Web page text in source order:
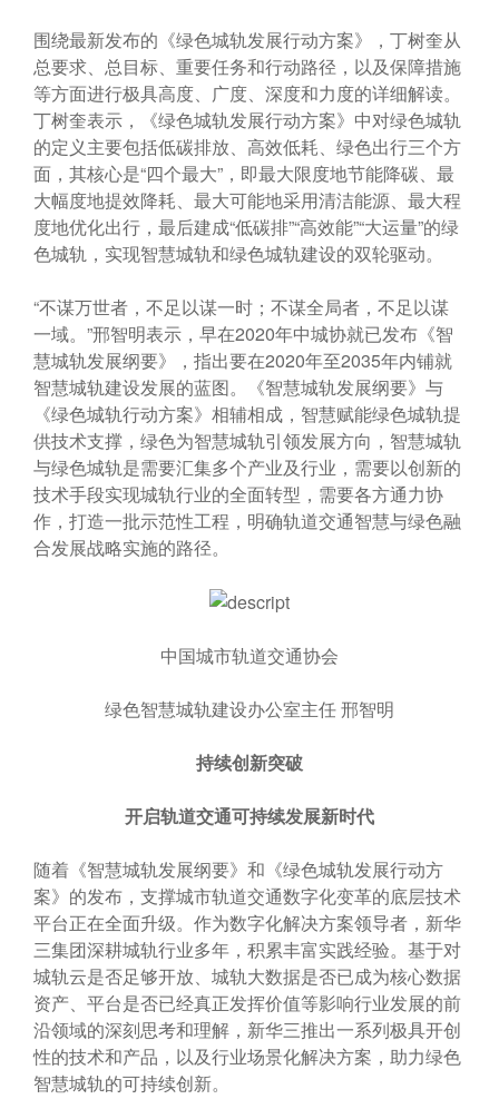
围绕最新发布的《绿色城轨发展行动方案》，丁树奎从
总要求、总目标、重要任务和行动路径，以及保障措施
等方面进行极具高度、广度、深度和力度的详细解读。
丁树奎表示，《绿色城轨发展行动方案》中对绿色城轨
的定义主要包括低碳排放、高效低耗、绿色出行三个方
面，其核心是“四个最大”，即最大限度地节能降碳、最
大幅度地提效降耗、最大可能地采用清洁能源、最大程
度地优化出行，最后建成“低碳排”“高效能”“大运量”的绿
色城轨，实现智慧城轨和绿色城轨建设的双轮驱动。
“不谋万世者，不足以谋一时；不谋全局者，不足以谋
一域。”邢智明表示，早在2020年中城协就已发布《智
慧城轨发展纲要》，指出要在2020年至2035年内铺就
智慧城轨建设发展的蓝图。《智慧城轨发展纲要》与
《绿色城轨行动方案》相辅相成，智慧赋能绿色城轨提
供技术支撑，绿色为智慧城轨引领发展方向，智慧城轨
与绿色城轨是需要汇集多个产业及行业，需要以创新的
技术手段实现城轨行业的全面转型，需要各方通力协
作，打造一批示范性工程，明确轨道交通智慧与绿色融
合发展战略实施的路径。
中国城市轨道交通协会
绿色智慧城轨建设办公室主任 邢智明
持续创新突破
开启轨道交通可持续发展新时代
随着《智慧城轨发展纲要》和《绿色城轨发展行动方
案》的发布，支撑城市轨道交通数字化变革的底层技术
平台正在全面升级。作为数字化解决方案领导者，新华
三集团深耕城轨行业多年，积累丰富实践经验。基于对
城轨云是否足够开放、城轨大数据是否已成为核心数据
资产、平台是否已经真正发挥价值等影响行业发展的前
沿领域的深刻思考和理解，新华三推出一系列极具开创
性的技术和产品，以及行业场景化解决方案，助力绿色
智慧城轨的可持续创新。